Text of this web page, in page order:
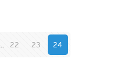
22 23 24